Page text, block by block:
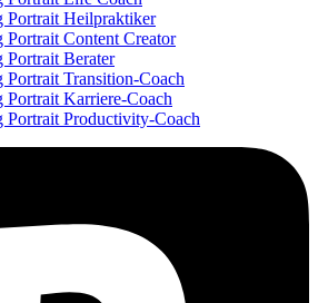
Portrait Heilpraktiker
Portrait Content Creator
Portrait Berater
Portrait Transition-Coach
Portrait Karriere-Coach
Portrait Productivity-Coach